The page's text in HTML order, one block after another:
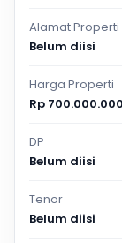
Alamat Properti
Belum diisi
Harga Properti
Rp 700.000.000
DP
Belum diisi
Tenor
Belum diisi